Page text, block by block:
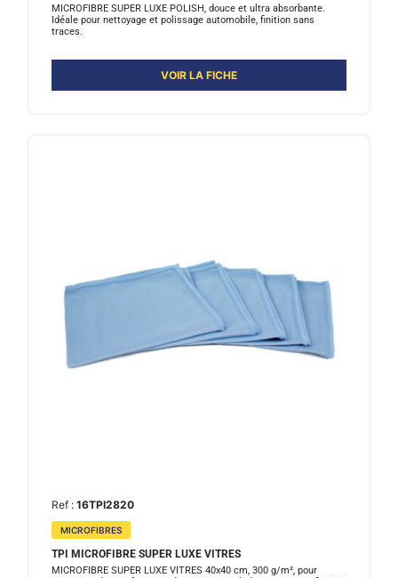
MICROFIBRE SUPER LUXE POLISH, douce et ultra absorbante.
Idéale pour nettoyage et polissage automobile, finition sans
traces.
VOIR LA FICHE
Ref : 16TPI2820
MICROFIBRES
TPI MICROFIBRE SUPER LUXE VITRES
MICROFIBRE SUPER LUXE VITRES 40x40 cm, 300 g/m², pour